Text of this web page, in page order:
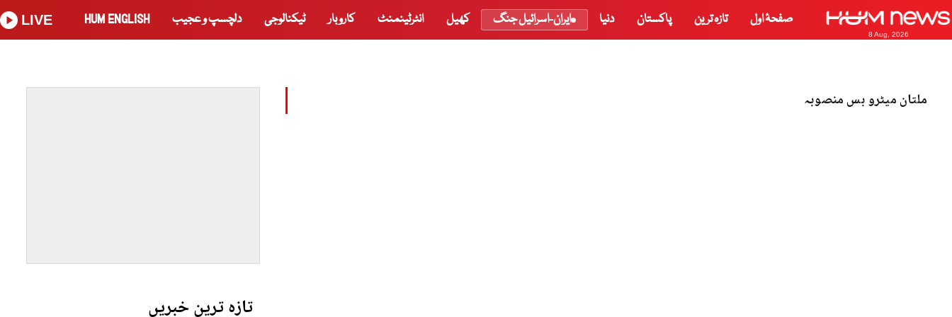
8 Aug, 2026
صفحۂ اول تازہ ترین پاکستان دنیا ایران-اسرائیل جنگ کھیل انٹرٹینمنٹ کاروبار ٹیکنالوجی دلچسپ و عجیب HUM ENGLISH
LIVE
ملتان میٹرو بس منصوبہ
تازہ ترین خبریں